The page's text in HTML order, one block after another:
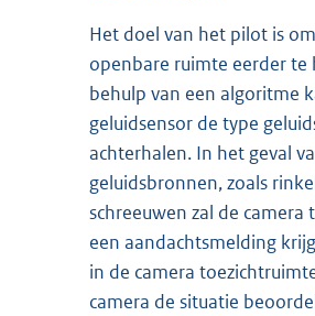
Het doel van het pilot is
openbare ruimte eerder
behulp van een algoritme
geluidsensor de type
achterhalen. In het geval
geluidsbronnen, zoals
schreeuwen zal de camera
een aandachtsmelding
in de camera
camera de situatie